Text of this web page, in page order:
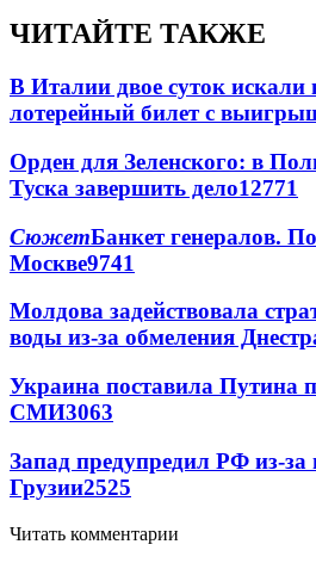
ЧИТАЙТЕ ТАКЖЕ
В Италии двое суток
лотерейный билет с
Орден для Зеленского: в
Туска завершить дело12771
СюжетБанкет генералов.
Москве9741
Молдова задействовала
воды из-за обмеления
Украина поставила Путина
СМИ3063
Запад предупредил РФ из-за
Грузии2525
Читать комментарии